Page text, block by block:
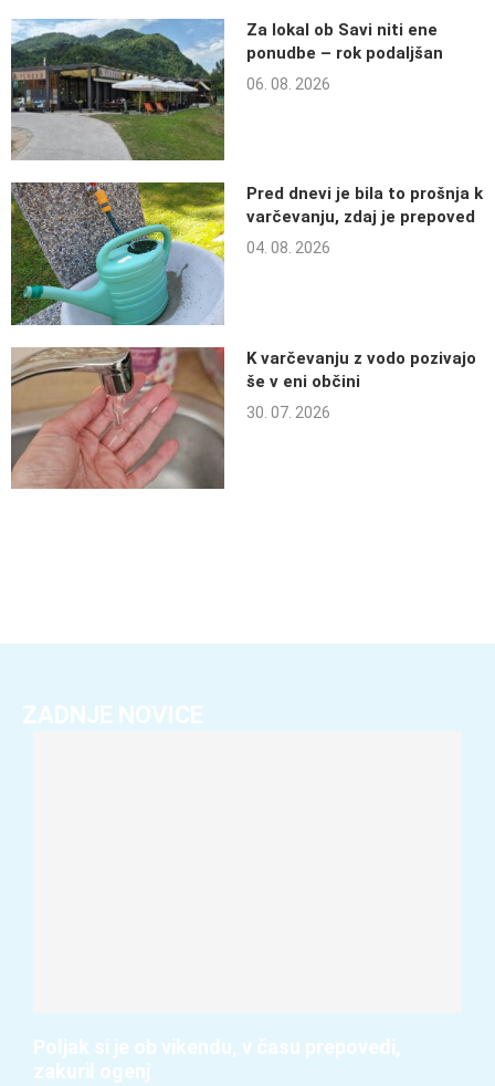
Za lokal ob Savi niti ene
ponudbe – rok podaljšan
06. 08. 2026
Pred dnevi je bila to prošnja k
varčevanju, zdaj je prepoved
04. 08. 2026
K varčevanju z vodo pozivajo
še v eni občini
30. 07. 2026
ZADNJE NOVICE
Poljak si je ob vikendu, v času prepovedi,
zakuril ogenj